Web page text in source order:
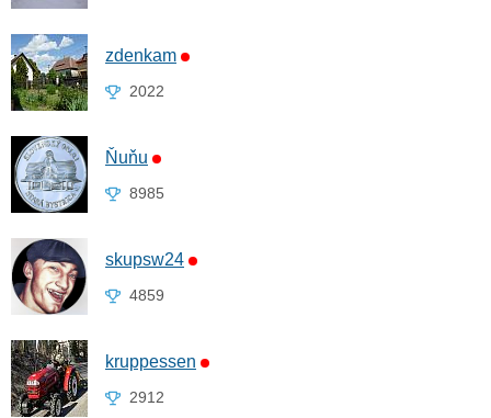
zdenkam
2022
Ňuňu
8985
skupsw24
4859
kruppessen
2912